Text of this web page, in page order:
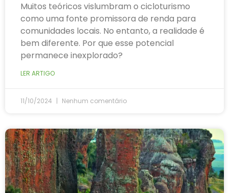
Muitos teóricos vislumbram o cicloturismo
como uma fonte promissora de renda para
comunidades locais. No entanto, a realidade é
bem diferente. Por que esse potencial
permanece inexplorado?
LER ARTIGO
11/10/2024 Nenhum comentário